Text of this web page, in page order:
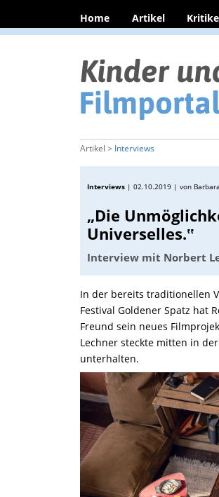
Home Artikel
Artikel > Interviews
Interviews | 02.10.2019 | von
„Die
Universelles.‟
Interview mit Norbert
In der bereits traditionellen
Festival Goldener Spatz hat
Freund sein neues
Lechner steckte mitten in
unterhalten.